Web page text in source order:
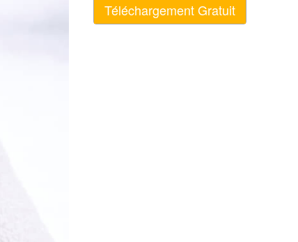
Video Editing ServicesTéléchargement Gratuit